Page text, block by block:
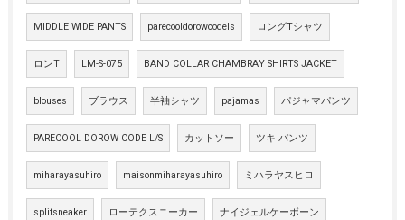
MIDDLE WIDE PANTS parecooldorowcodels ロングTシャツ
ロンT LM-S-075 BAND COLLAR CHAMBRAY SHIRTS JACKET
blouses ブラウス 半袖シャツ pajamas パジャマパンツ
PARECOOL DOROW CODE L/S カットソー ツキ パンツ
miharayasuhiro maisonmiharayasuhiro ミハラヤスヒロ
splitsneaker ローテクスニーカー ナイジェルケーボーン